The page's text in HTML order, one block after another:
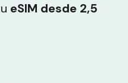
eSIM desde 2,5